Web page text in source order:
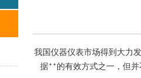
我国仪器仪表市场得到大力
据**的有效方式之一，但